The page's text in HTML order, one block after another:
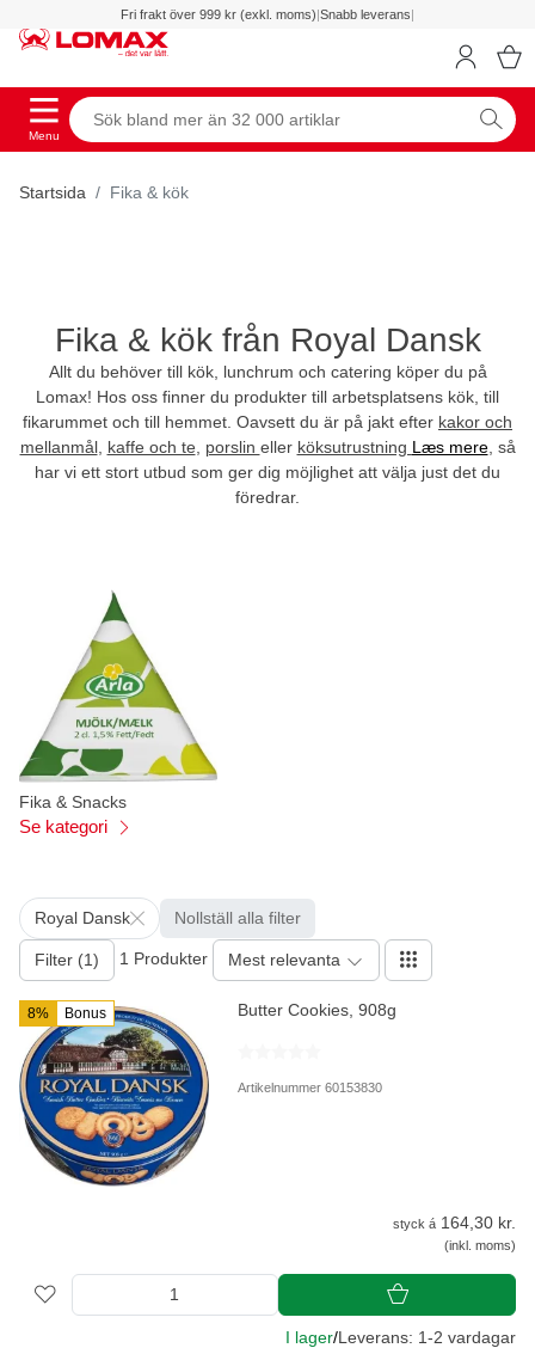
Fri frakt över 999 kr (exkl. moms)|Snabb leverans|
Menu
Startsida Fika & kök
Fika & kök från Royal Dansk
Allt du behöver till kök, lunchrum och catering köper du på
Lomax! Hos oss finner du produkter till arbetsplatsens kök, till
fikarummet och till hemmet. Oavsett du är på jakt efter kakor och
mellanmål, kaffe och te porslin eller köksutrustning Læs mere, så
har vi ett stort utbud som ger dig möjlighet att välja just det du
föredrar.
Fika & Snacks
Se kategori
Royal Dansk Nollställ alla filter
Filter (1) 1 Produkter Mest relevanta
8% Bonus Butter Cookies, 908g
Artikelnummer 60153830
styck á 164,30 kr.
(inkl. moms)
I lager/Leverans: 1-2 vardagar